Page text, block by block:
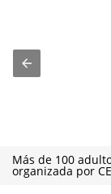
Más de 100
organizada por